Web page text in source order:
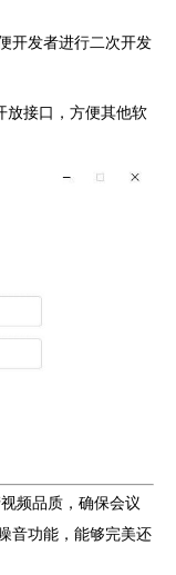
开发者进行二次开发
放接口，方便其他软
频品质，确保会议
音功能，能够完美还